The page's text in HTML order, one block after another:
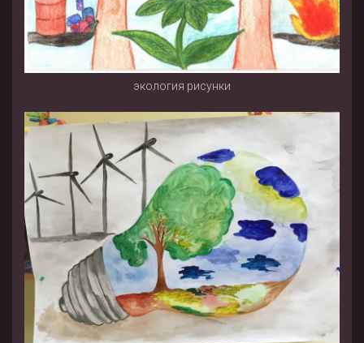
экология рисунки